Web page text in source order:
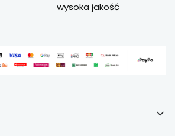
wysoka jakość